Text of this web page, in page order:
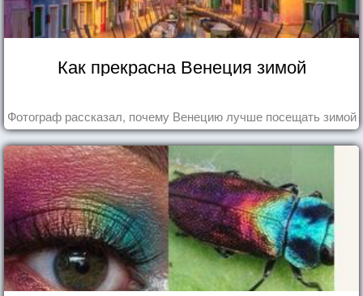
Как прекрасна Венеция зимой
Фотограф рассказал, почему Венецию лучше посещать зимой